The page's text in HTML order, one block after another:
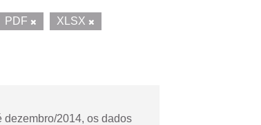
PDF
XLSX
dezembro/2014, os dados